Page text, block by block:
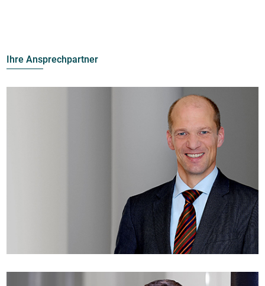
Ihre Ansprechpartner